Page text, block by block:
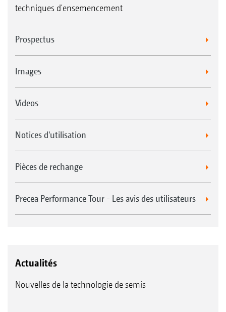
techniques d'ensemencement
Prospectus
Images
Videos
Notices d'utilisation
Pièces de rechange
Precea Performance Tour - Les avis des utilisateurs
Actualités
Nouvelles de la technologie de semis